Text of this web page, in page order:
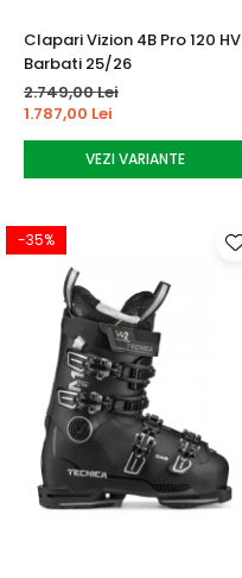
Clapari Vizion 4B Pro 120 HV
Barbati 25/26
2.749,00 Lei
1.787,00 Lei
VEZI VARIANTE
-35%